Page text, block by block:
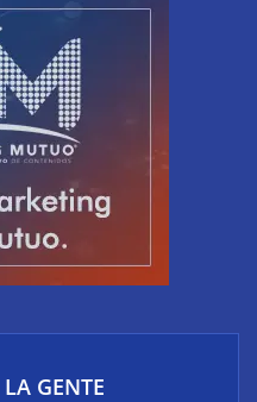
el puesto de trabajo:
GENTE